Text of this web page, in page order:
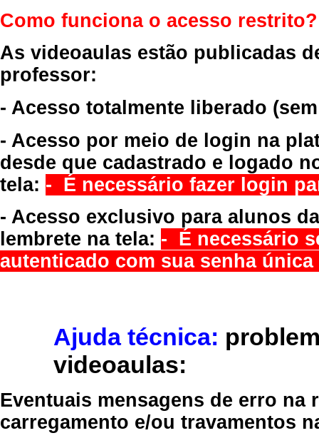
Como funciona o acesso restrito?
As videoaulas estão publicadas
professor:
- Acesso totalmente liberado
- Acesso por meio de login na
desde que cadastrado e logado
tela: - É necessário fazer login
- Acesso exclusivo para alunos
lembrete na tela: - É necessário
autenticado com sua senha
Ajuda técnica:
videoaulas:
Eventuais mensagens de erro
carregamento e/ou travamentos